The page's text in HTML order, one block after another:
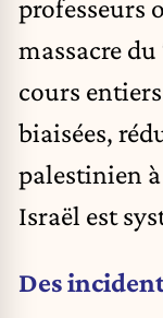
professeurs
massacre
cours
biaisées,
palestinien
Israël est
Des